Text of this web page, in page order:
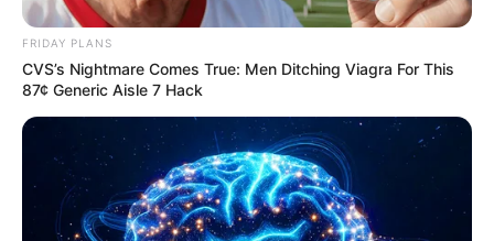
FRIDAY PLANS
CVS’s Nightmare Comes True: Men Ditching Viagra For This
87¢ Generic Aisle 7 Hack